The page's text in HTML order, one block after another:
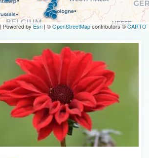
| Powered byEsri | ©OpenStreetMapcontributors ©CARTO